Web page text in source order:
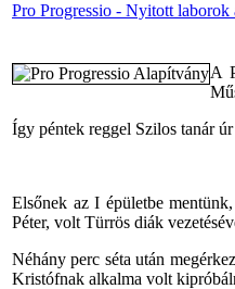
Pro Progressio - Nyitott
A
Így péntek reggel Szilos tanár
Elsőnek az I épületbe
Péter, volt Türrös diák
Néhány perc séta után
Kristófnak alkalma volt